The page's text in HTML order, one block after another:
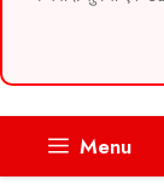
Menu